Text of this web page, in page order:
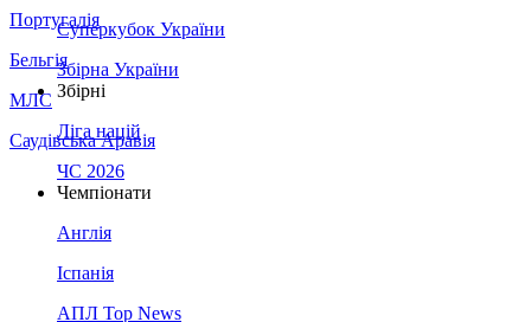
Португалія
Бельгія
МЛС
Саудівська Аравія
Суперкубок України
Збірна України
Збірні
Ліга націй
ЧС 2026
Чемпіонати
Англія
Іспанія
АПЛ Top News